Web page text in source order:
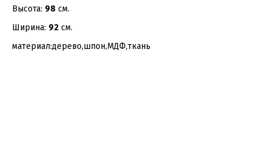
Высота: 98 см.
Ширина: 92 см.
материал:дерево,шпон,МДФ,ткань